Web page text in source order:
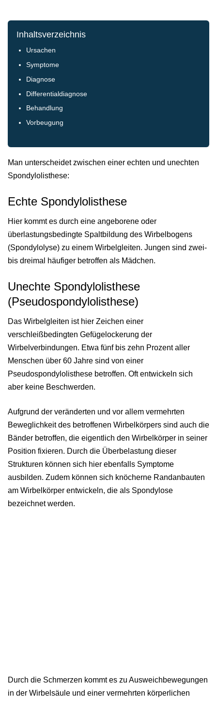
Inhaltsverzeichnis
Ursachen
Symptome
Diagnose
Differentialdiagnose
Behandlung
Vorbeugung
Man unterscheidet zwischen einer echten und unechten
Spondylolisthese:
Echte Spondylolisthese
Hier kommt es durch eine angeborene oder
überlastungsbedingte Spaltbildung des Wirbelbogens
(Spondylolyse) zu einem Wirbelgleiten. Jungen sind zwei-
bis dreimal häufiger betroffen als Mädchen.
Unechte Spondylolisthese
(Pseudospondylolisthese)
Das Wirbelgleiten ist hier Zeichen einer
verschleißbedingten Gefügelockerung der
Wirbelverbindungen. Etwa fünf bis zehn Prozent aller
Menschen über 60 Jahre sind von einer
Pseudospondylolisthese betroffen. Oft entwickeln sich
aber keine Beschwerden.
Aufgrund der veränderten und vor allem vermehrten
Beweglichkeit des betroffenen Wirbelkörpers sind auch die
Bänder betroffen, die eigentlich den Wirbelkörper in seiner
Position fixieren. Durch die Überbelastung dieser
Strukturen können sich hier ebenfalls Symptome
ausbilden. Zudem können sich knöcherne Randanbauten
am Wirbelkörper entwickeln, die als Spondylose
bezeichnet werden.
Durch die Schmerzen kommt es zu Ausweichbewegungen
in der Wirbelsäule und einer vermehrten körperlichen